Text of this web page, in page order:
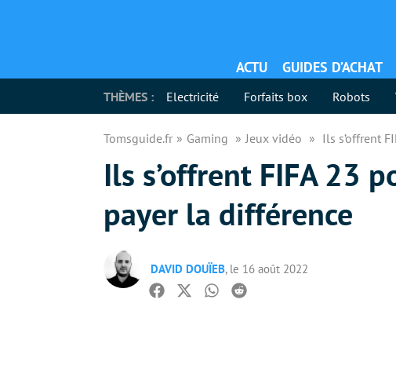
ACTU GUIDES D’ACHAT
THÈMES : Electricité Forfaits box Robots
Tomsguide.fr Gaming Jeux vidéo Ils s’offrent
Ils s’offrent FIFA 23
payer la différence
DAVID DOUÏEB, le 16 août 2022
Facebook
TwitterWhatsapp
Reddit